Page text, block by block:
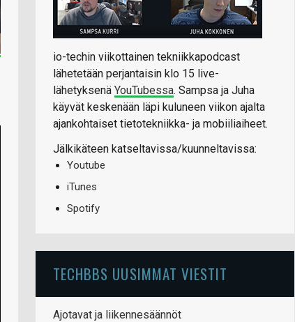
io-techin viikottainen tekniikkapodcast
lähetetään perjantaisin klo 15 live-
lähetyksenä YouTubessa. Sampsa ja Juha
käyvät keskenään läpi kuluneen viikon ajalta
ajankohtaiset tietotekniikka- ja mobiiliaiheet.
Jälkikäteen katseltavissa/kuunneltavissa:
Youtube
iTunes
Spotify
TECHBBS UUSIMMAT VIESTIT
Ajotavat ja liikennesäännöt